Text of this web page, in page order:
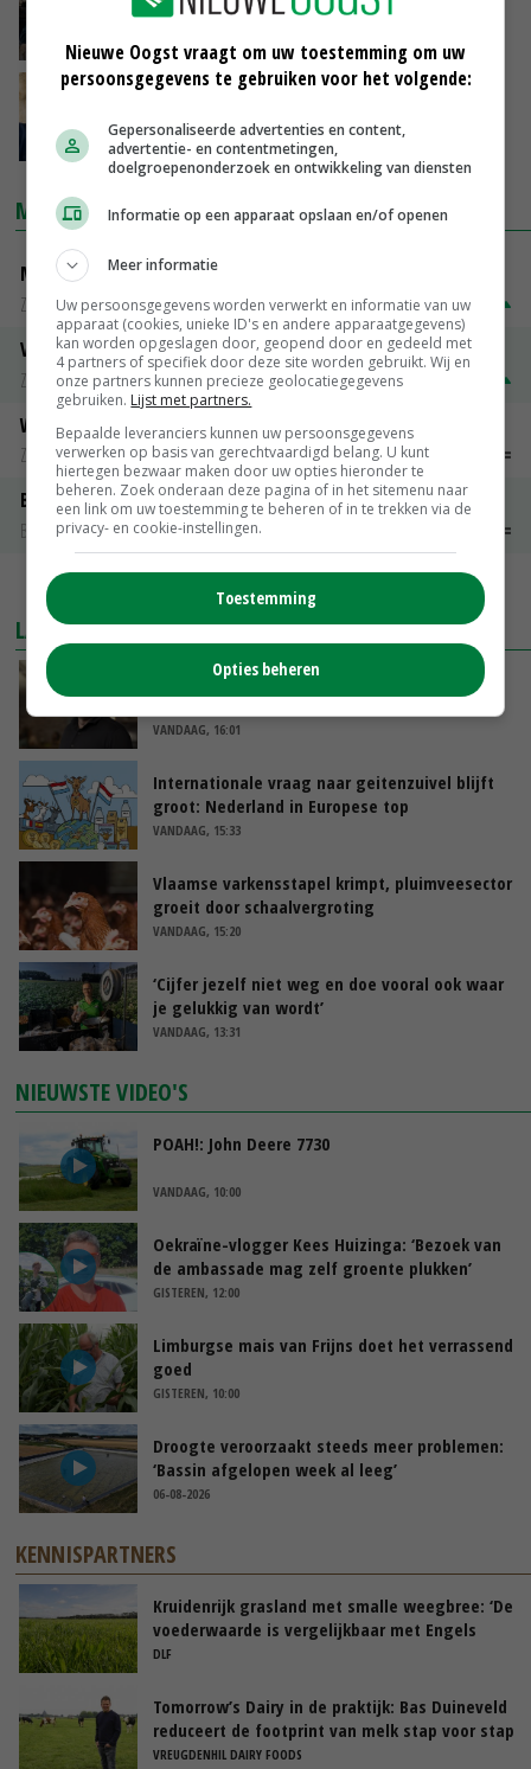
opgemerkt
Mastitis behandelen met immuuncellen
18-12-2018
MARKTPRIJZEN
Magere melkpoeder
Zuivel weekprijzen
€ 269,00 € 7,00
Volle melkpoeder
Zuivel weekprijzen
€ 345,00
€ 20,00
Weipoeder
Zuivel weekprijzen
€ 134,00
Boeren Gouda 12 kg
Boerenkaas
LAATSTE NIEUWS
‘Samenwerking A-ware en Amalthea gaat
zorgen voor meer balans’
VANDAAG, 16:01
Internationale vraag naar geitenzuivel blijft
groot: Nederland in Europese top
VANDAAG, 15:33
Vlaamse varkensstapel krimpt, pluimveesector
groeit door schaalvergroting
VANDAAG, 15:20
‘Cijfer jezelf niet weg en doe vooral ook waar
je gelukkig van wordt’
VANDAAG, 13:31
NIEUWSTE VIDEO'S
POAH!: John Deere 7730
VANDAAG, 10:00
Oekraïne-vlogger Kees Huizinga: ‘Bezoek van
de ambassade mag zelf groente plukken’
GISTEREN, 12:00
Limburgse mais van Frijns doet het verrassend
goed
GISTEREN, 10:00
Droogte veroorzaakt steeds meer problemen:
‘Bassin afgelopen week al leeg’
06-08-2026
KENNISPARTNERS
Kruidenrijk grasland met smalle weegbree: ‘De
voederwaarde is vergelijkbaar met Engels
raaigras’
DLF
Tomorrow’s Dairy in de praktijk: Bas Duineveld
reduceert de footprint van melk stap voor stap
VREUGDENHIL DAIRY FOODS
Nieuwe Oogst vraagt om uw toestemming om uw
persoonsgegevens te gebruiken voor het volgende:
Gepersonaliseerde advertenties en content,
advertentie- en contentmetingen,
doelgroepenonderzoek en ontwikkeling van diensten
Informatie op een apparaat opslaan en/of openen
Meer informatie
Uw persoonsgegevens worden verwerkt en informatie van uw
apparaat (cookies, unieke ID's en andere apparaatgegevens)
kan worden opgeslagen door, geopend door en gedeeld met
4 partners of specifiek door deze site worden gebruikt. Wij en
onze partners kunnen precieze geolocatiegegevens
gebruiken. Lijst met partners.
Bepaalde leveranciers kunnen uw persoonsgegevens
verwerken op basis van gerechtvaardigd belang. U kunt
hiertegen bezwaar maken door uw opties hieronder te
beheren. Zoek onderaan deze pagina of in het sitemenu naar
een link om uw toestemming te beheren of in te trekken via de
privacy- en cookie-instellingen.
Toestemming
Opties beheren